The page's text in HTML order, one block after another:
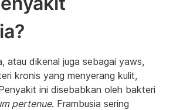
atau dikenal juga sebagai yaws,
kronis yang menyerang kulit,
ini disebabkan oleh bakteri
pertenue. Frambusia sering